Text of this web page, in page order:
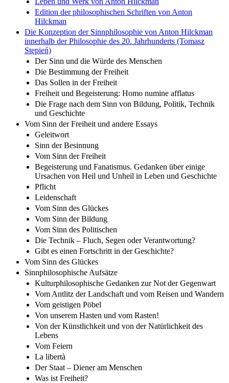
Edition der philosophischen Schriften von Anton
Hilckman
Die Konzeption der Sinnphilosophie von Anton Hilckman
innerhalb der Philosophie des 20. Jahrhunderts (Tomasz
Stępień)
Der Sinn und die Würde des Menschen
Die Bestimmung der Freiheit
Das Sollen in der Freiheit
Freiheit und Begeisterung: Homo numine afflatus
Die Frage nach dem Sinn von Bildung, Politik, Technik
und Geschichte
Vom Sinn der Freiheit und andere Essays
Geleitwort
Sinn der Besinnung
Vom Sinn der Freiheit
Begeisterung und Fanatismus. Gedanken über einige
Ursachen von Heil und Unheil in Leben und Geschichte
Pflicht
Leidenschaft
Vom Sinn des Glückes
Vom Sinn der Bildung
Vom Sinn des Politischen
Die Technik – Fluch, Segen oder Verantwortung?
Gibt es einen Fortschritt in der Geschichte?
Vom Sinn des Glückes
Sinnphilosophische Aufsätze
Kulturphilosophische Gedanken zur Not der Gegenwart
Vom Antlitz der Landschaft und vom Reisen und Wandern
Vom geistigen Pöbel
Von unserem Hasten und vom Rasten!
Von der Künstlichkeit und von der Natürlichkeit des
Lebens
Vom Feiern
La libertà
Der Staat – Diener am Menschen
Was ist Freiheit?